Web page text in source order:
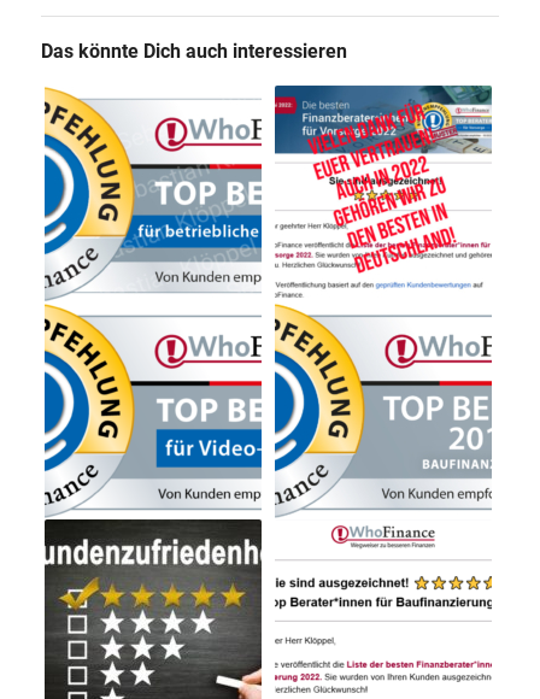
Das könnte Dich auch interessieren